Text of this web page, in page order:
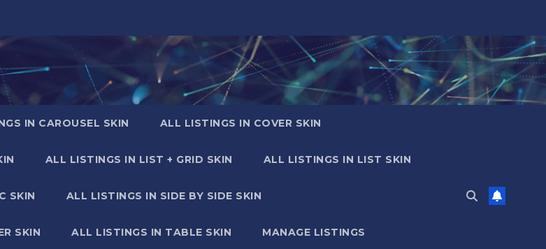
IN CAROUSEL SKIN ALL LISTINGS IN COVER SKIN
ALL LISTINGS IN LIST + GRID SKIN ALL LISTINGS IN LIST SKIN
SKIN ALL LISTINGS IN SIDE BY SIDE SKIN
SKIN ALL LISTINGS IN TABLE SKIN MANAGE LISTINGS